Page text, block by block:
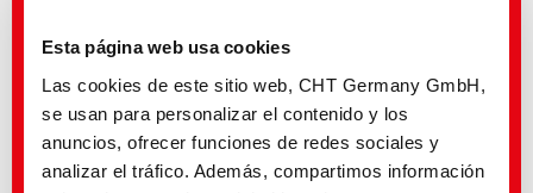
Esta página web usa cookies
Las cookies de este sitio web, CHT Germany GmbH,
se usan para personalizar el contenido y los
anuncios, ofrecer funciones de redes sociales y
analizar el tráfico. Además, compartimos información
Mejora de la hidrofilidad del material textil.
El FELOSAN FOX es libre de APEO, fácilmente biodegradable y
respetuoso con el medio ambiente.